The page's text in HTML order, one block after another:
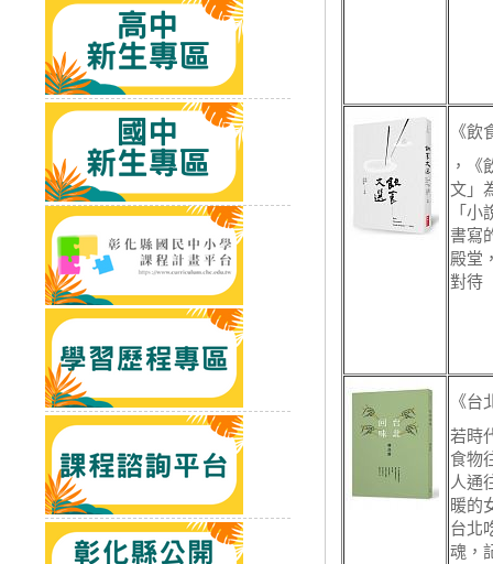
《飲
，《
文」
「
書寫
殿堂
對待
《台
若時
食物
人通
暖的
台北
魂，